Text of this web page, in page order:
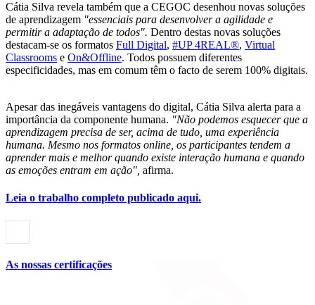
Cátia Silva revela também que a CEGOC desenhou novas soluções
de aprendizagem "essenciais para desenvolver a agilidade e
permitir a adaptação de todos". Dentro destas novas soluções
destacam-se os formatos Full Digital, #UP 4REAL®, Virtual
Classrooms e On&Offline. Todos possuem diferentes
especificidades, mas em comum têm o facto de serem 100% digitais.
Apesar das inegáveis vantagens do digital, Cátia Silva alerta para a
importância da componente humana. "Não podemos esquecer que a
aprendizagem precisa de ser, acima de tudo, uma experiência
humana. Mesmo nos formatos online, os participantes tendem a
aprender mais e melhor quando existe interação humana e quando
as emoções entram em ação", afirma.
Leia o trabalho completo publicado aqui.
As nossas certificações